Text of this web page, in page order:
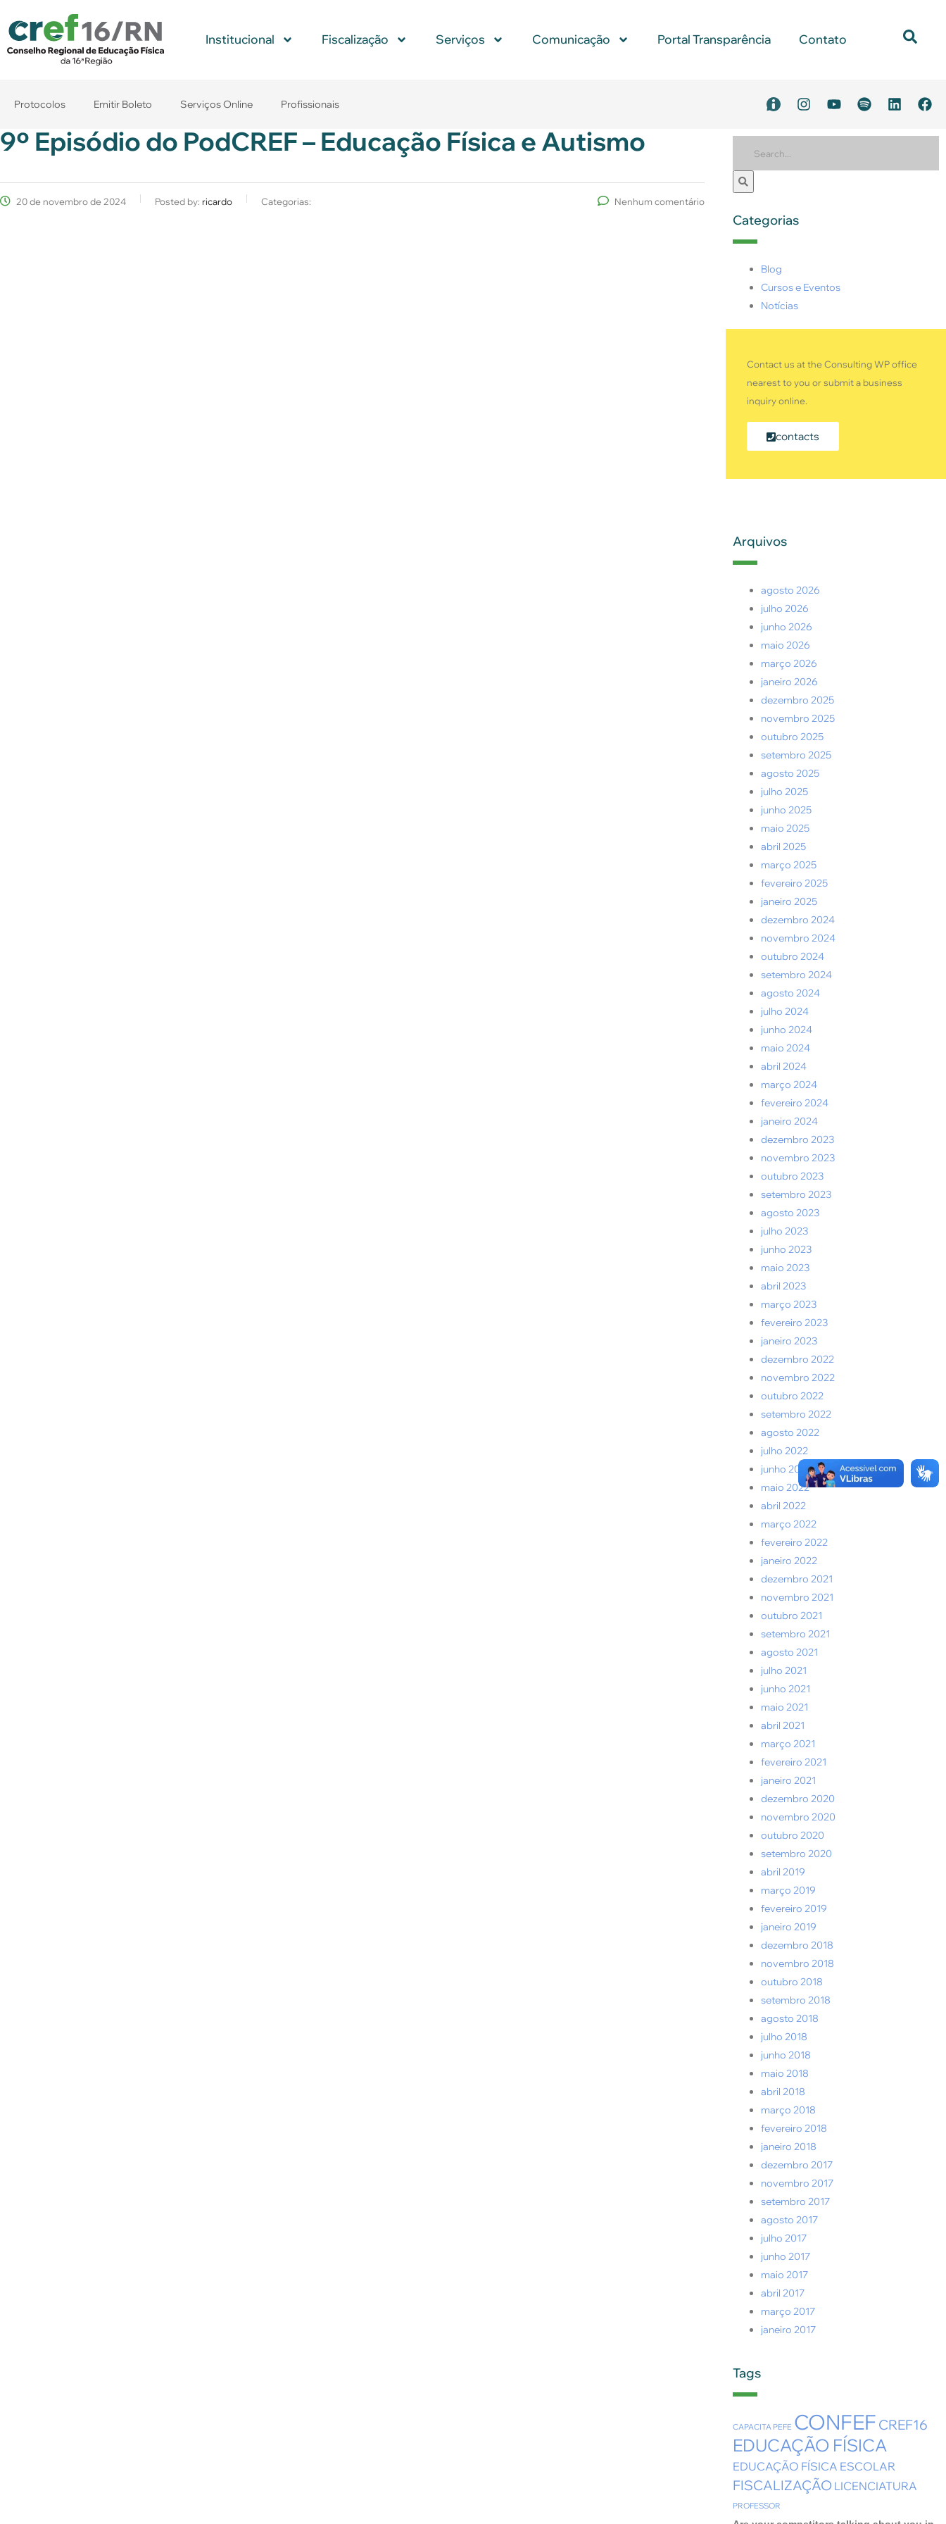
Institucional Fiscalização Serviços Comunicação Portal Transparência Contato
Protocolos Emitir Boleto Serviços Online Profissionais
9º Episódio do PodCREF – Educação Física e Autismo
20 de novembro de 2024 Posted by: ricardo Categorias: Nenhum comentário
Categorias
Blog
Cursos e Eventos
Notícias
Contact us at the Consulting WP office
nearest to you or submit a business
inquiry online.
contacts
Arquivos
agosto 2026
julho 2026
junho 2026
maio 2026
março 2026
janeiro 2026
dezembro 2025
novembro 2025
outubro 2025
setembro 2025
agosto 2025
julho 2025
junho 2025
maio 2025
abril 2025
março 2025
fevereiro 2025
janeiro 2025
dezembro 2024
novembro 2024
outubro 2024
setembro 2024
agosto 2024
julho 2024
junho 2024
maio 2024
abril 2024
março 2024
fevereiro 2024
janeiro 2024
dezembro 2023
novembro 2023
outubro 2023
setembro 2023
agosto 2023
julho 2023
junho 2023
maio 2023
abril 2023
março 2023
fevereiro 2023
janeiro 2023
dezembro 2022
novembro 2022
outubro 2022
setembro 2022
agosto 2022
julho 2022
junho 2022
maio 2022
abril 2022
março 2022
fevereiro 2022
janeiro 2022
dezembro 2021
novembro 2021
outubro 2021
setembro 2021
agosto 2021
julho 2021
junho 2021
maio 2021
abril 2021
março 2021
fevereiro 2021
janeiro 2021
dezembro 2020
novembro 2020
outubro 2020
setembro 2020
abril 2019
março 2019
fevereiro 2019
janeiro 2019
dezembro 2018
novembro 2018
outubro 2018
setembro 2018
agosto 2018
julho 2018
junho 2018
maio 2018
abril 2018
março 2018
fevereiro 2018
janeiro 2018
dezembro 2017
novembro 2017
setembro 2017
agosto 2017
julho 2017
junho 2017
maio 2017
abril 2017
março 2017
janeiro 2017
Tags
CAPACITA PEFE CONFEF CREF16
EDUCAÇÃO FÍSICA
EDUCAÇÃO FÍSICA ESCOLAR
FISCALIZAÇÃO LICENCIATURA
PROFESSOR